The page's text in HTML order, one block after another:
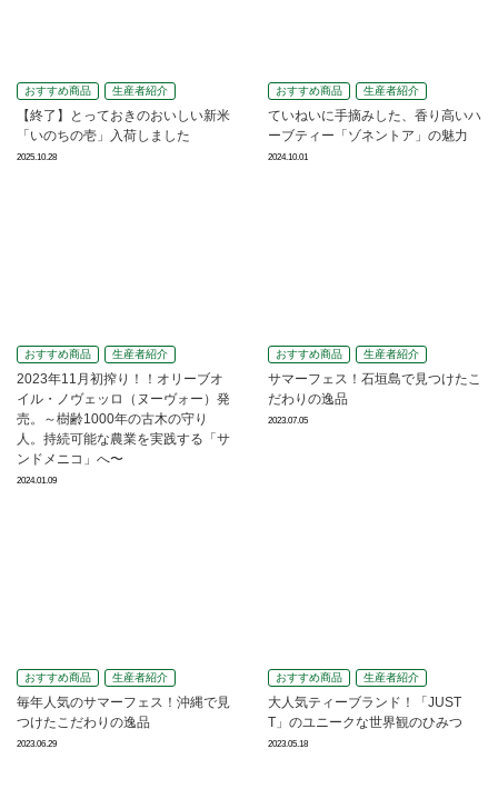
おすすめ商品 生産者紹介
【終了】とっておきのおいしい新米
「いのちの壱」入荷しました
2025.10.28
おすすめ商品 生産者紹介
ていねいに手摘みした、香り高いハ
ーブティー「ゾネントア」の魅力
2024.10.01
おすすめ商品 生産者紹介
2023年11月初搾り！！オリーブオ
イル・ノヴェッロ（ヌーヴォー）発
売。～樹齢1000年の古木の守り
人。持続可能な農業を実践する「サ
ンドメニコ」へ〜
2024.01.09
おすすめ商品 生産者紹介
サマーフェス！石垣島で見つけたこ
だわりの逸品
2023.07.05
おすすめ商品 生産者紹介
毎年人気のサマーフェス！沖縄で見
つけたこだわりの逸品
2023.06.29
おすすめ商品 生産者紹介
大人気ティーブランド！「JUST
T」のユニークな世界観のひみつ
2023.05.18